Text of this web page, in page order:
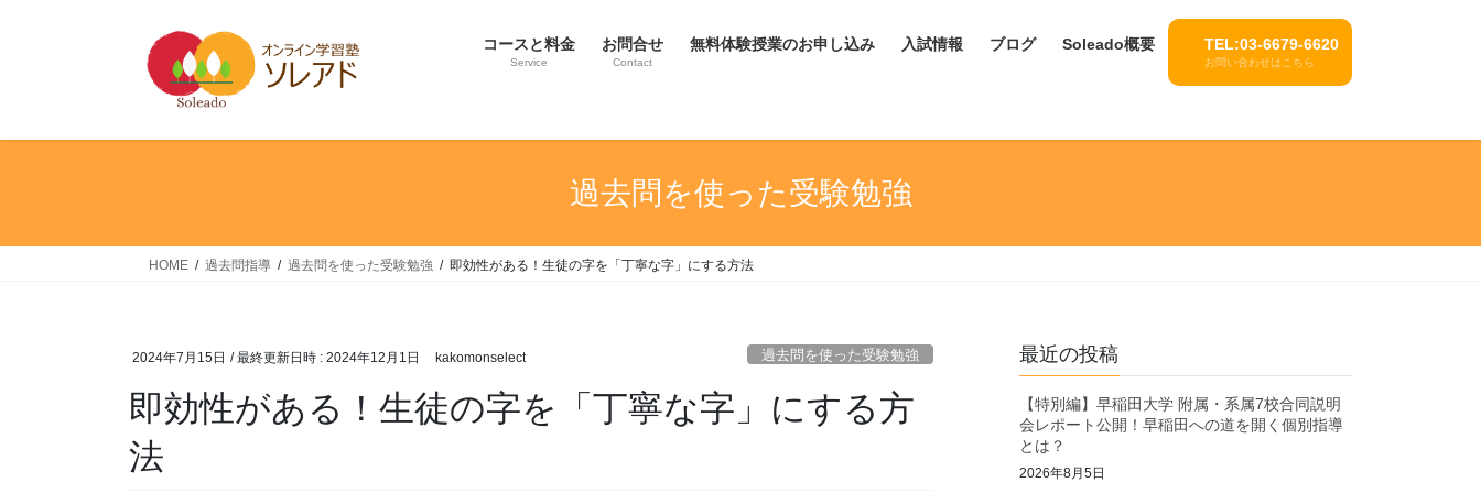
へ
プ
ョ
動
コースと料金
Service
お問合せ
Contact
無料体験授業のお申し込み 入試情報 ブログ Soleado概要 TEL:03-6679-6620
お問い合わせはこちら
過去問を使った受験勉強
HOME 過去問指導 過去問を使った受験勉強 即効性がある！生徒の字を「丁寧な字」にする方法
2024年7月15日 / 最終更新日時 : 2024年12月1日 kakomonselect 過去問を使った受験勉強
即効性がある！生徒の字を「丁寧な字」にする方
法
最近の投稿
【特別編】早稲田大学 附属・系属7校合同説明
会レポート公開！早稲田への道を開く個別指導
とは？
2026年8月5日